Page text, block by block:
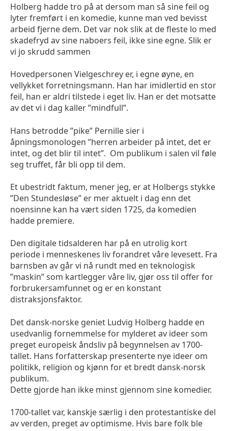
Holberg hadde tro på at dersom man så sine feil og
lyter fremført i en komedie, kunne man ved bevisst
arbeid fjerne dem. Det var nok slik at de fleste lo med
skadefryd av sine naboers feil, ikke sine egne. Slik er
vi jo skrudd sammen
Hovedpersonen Vielgeschrey er, i egne øyne, en
vellykket forretningsmann. Han har imidlertid en stor
feil, han er aldri tilstede i eget liv. Han er det motsatte
av det vi i dag kaller ”mindfull”.
Hans betrodde ”pike” Pernille sier i
åpningsmonologen ”herren arbeider på intet, det er
intet, og det blir til intet”. Om publikum i salen vil føle
seg truffet, får bli opp til dem.
Et ubestridt faktum, mener jeg, er at Holbergs stykke
”Den Stundesløse” er mer aktuelt i dag enn det
noensinne kan ha vært siden 1725, da komedien
hadde premiere.
Den digitale tidsalderen har på en utrolig kort
periode i menneskenes liv forandret våre levesett. Fra
barnsben av går vi nå rundt med en teknologisk
”maskin” som kartlegger våre liv, gjør oss til offer for
forbrukersamfunnet og er en konstant
distraksjonsfaktor.
Det dansk-norske geniet Ludvig Holberg hadde en
usedvanlig fornemmelse for mylderet av ideer som
preget europeisk åndsliv på begynnelsen av 1700-
tallet. Hans forfatterskap presenterte nye ideer om
politikk, religion og kjønn for et bredt dansk-norsk
publikum.
Dette gjorde han ikke minst gjennom sine komedier.
1700-tallet var, kanskje særlig i den protestantiske del
av verden, preget av optimisme. Hvis bare folk ble